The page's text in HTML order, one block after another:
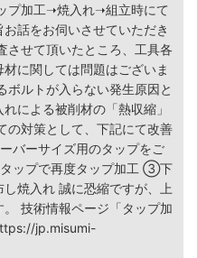
プ加工➝焼入れ➝組立時にて
話をお伺いさせていただき
させて頂いたところ、工具各
に関しては問題はございま
ボルトが入らない発生原因と
による被削材の「熱収縮」
の対策として、下記にて改善
バーサイズ用のタップをご
ップで再度タップ加工 ③下
焼入れ 誠に恐縮ですが、上
技術情報ページ「タップ加
jp.misumi-